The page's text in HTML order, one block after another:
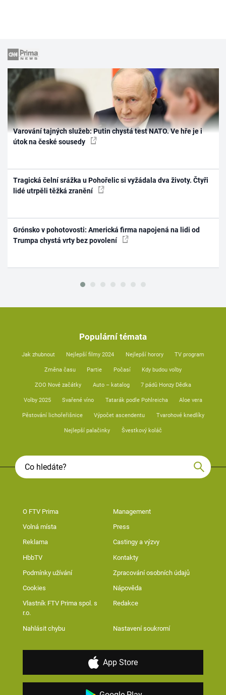
Varování tajných služeb: Putin chystá test NATO. Ve hře je i
útok na české sousedy
Tragická čelní srážka u Pohořelic si vyžádala dva životy. Čtyři
lidé utrpěli těžká zranění
Grónsko v pohotovosti: Americká firma napojená na lidi od
Trumpa chystá vrty bez povolení
Populární témata
Jak zhubnout Nejlepší filmy 2024 Nejlepší horory TV program
Změna času Partie Počasí Kdy budou volby
ZOO Nové začátky Auto – katalog 7 pádů Honzy Dědka
Volby 2025 Svařené víno Tatarák podle Pohlreicha Aloe vera
Pěstování lichořeřišnice Výpočet ascendentu Tvarohové knedlíky
Nejlepší palačinky Švestkový koláč
O FTV Prima Management
Volná místa Press
Reklama Castingy a výzvy
HbbTV Kontakty
Podmínky užívání Zpracování osobních údajů
Cookies Nápověda
Vlastník FTV Prima spol. s
r.o.
Redakce
Nahlásit chybu Nastavení soukromí
App Store